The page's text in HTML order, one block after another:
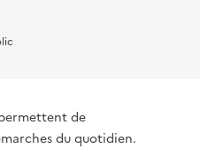
de
du quotidien.